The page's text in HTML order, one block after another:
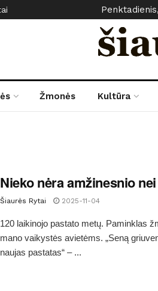
Žmonės Kultūra
Nieko nėra amžinesnio
Šiaurės Rytai 2025-11-04
120 laikinojo pastato metų. Paminklas
mano vaikystės avietėms. „Seną
naujas pastatas“ – ...